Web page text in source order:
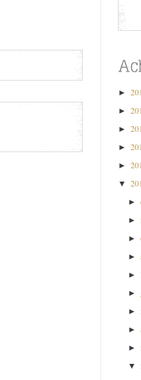
►
►
►
►
►
▼
►
►
►
►
►
►
►
►
►
▼